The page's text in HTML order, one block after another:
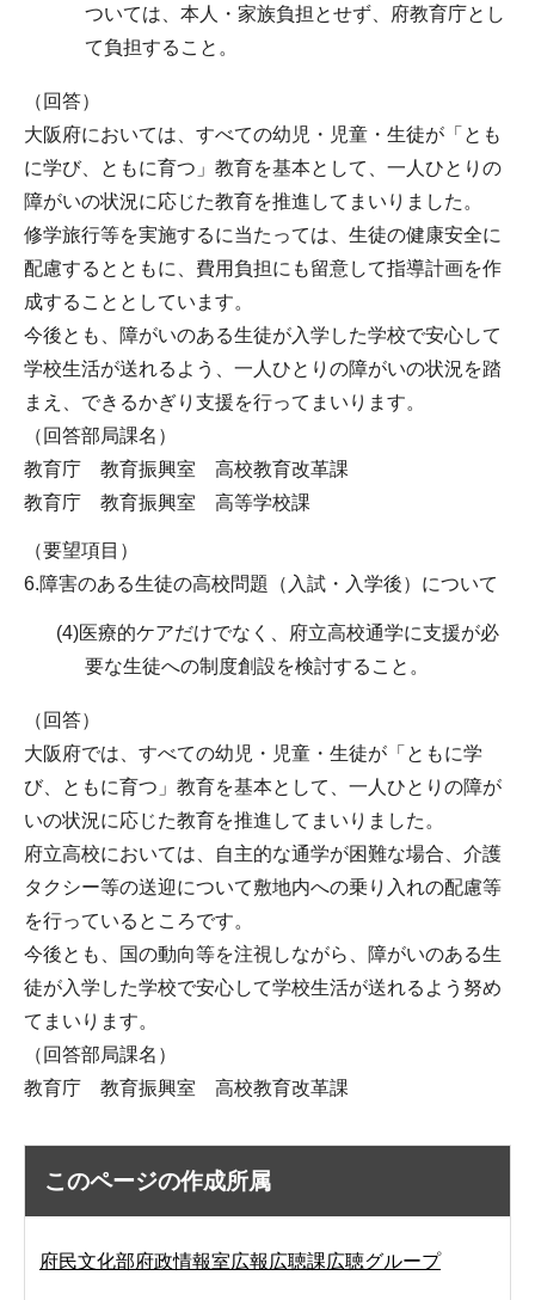
ついては、本人・家族負担とせず、府教育庁とし
て負担すること。
（回答）
大阪府においては、すべての幼児・児童・生徒が「とも
に学び、ともに育つ」教育を基本として、一人ひとりの
障がいの状況に応じた教育を推進してまいりました。
修学旅行等を実施するに当たっては、生徒の健康安全に
配慮するとともに、費用負担にも留意して指導計画を作
成することとしています。
今後とも、障がいのある生徒が入学した学校で安心して
学校生活が送れるよう、一人ひとりの障がいの状況を踏
まえ、できるかぎり支援を行ってまいります。
（回答部局課名）
教育庁 教育振興室 高校教育改革課
教育庁 教育振興室 高等学校課
（要望項目）
6.障害のある生徒の高校問題（入試・入学後）について
(4)医療的ケアだけでなく、府立高校通学に支援が必
要な生徒への制度創設を検討すること。
（回答）
大阪府では、すべての幼児・児童・生徒が「ともに学
び、ともに育つ」教育を基本として、一人ひとりの障が
いの状況に応じた教育を推進してまいりました。
府立高校においては、自主的な通学が困難な場合、介護
タクシー等の送迎について敷地内への乗り入れの配慮等
を行っているところです。
今後とも、国の動向等を注視しながら、障がいのある生
徒が入学した学校で安心して学校生活が送れるよう努め
てまいります。
（回答部局課名）
教育庁 教育振興室 高校教育改革課
このページの作成所属
府民文化部府政情報室広報広聴課広聴グループ